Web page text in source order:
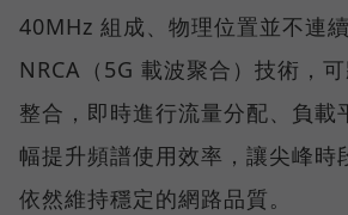
40MHz 組成、物理位置並不連
NRCA（5G 載波聚合）技術，
整合，即時進行流量分配、負載
幅提升頻譜使用效率，讓尖峰時
依然維持穩定的網路品質。